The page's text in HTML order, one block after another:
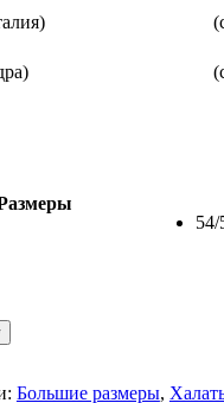
Большие размеры,